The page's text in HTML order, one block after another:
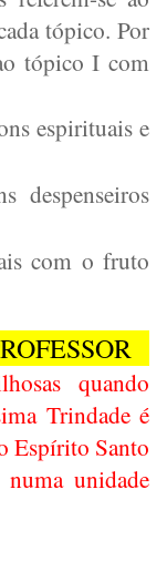
tópico. Por
tópico I com
espirituais e
despenseiros
com o fruto
quando
Trindade é
Espírito Santo
unidade